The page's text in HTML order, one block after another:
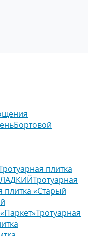
Бортовой
плитка
Тротуарная
плитка «Старый
Тротуарная